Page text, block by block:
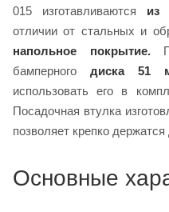
015 изготавливаются из
отличии от стальных и
напольное покрытие.
бамперного диска 51
использовать его в
Посадочная втулка
позволяет крепко
Основные